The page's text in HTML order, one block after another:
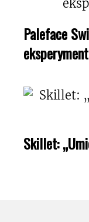
Paleface
Skillet: